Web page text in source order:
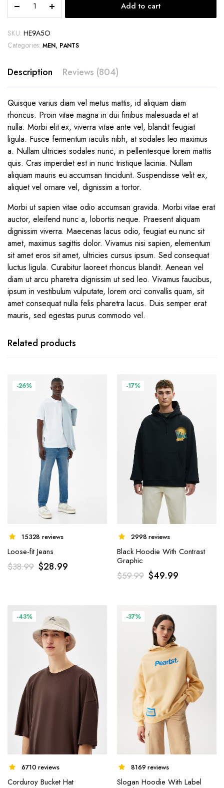
Slim
Fit
Chinos
Trousers
quantity
Add to cart
SKU: HE9A5O
Categories: MEN, PANTS
Description Reviews (804)
Quisque varius diam vel metus mattis, id aliquam diam
rhoncus. Proin vitae magna in dui finibus malesuada et at
nulla. Morbi elit ex, viverra vitae ante vel, blandit feugiat
ligula. Fusce fermentum iaculis nibh, at sodales leo maximus
a. Nullam ultricies sodales nunc, in pellentesque lorem mattis
quis. Cras imperdiet est in nunc tristique lacinia. Nullam
aliquam mauris eu accumsan tincidunt. Suspendisse velit ex,
aliquet vel ornare vel, dignissim a tortor.
Morbi ut sapien vitae odio accumsan gravida. Morbi vitae erat
auctor, eleifend nunc a, lobortis neque. Praesent aliquam
dignissim viverra. Maecenas lacus odio, feugiat eu nunc sit
amet, maximus sagittis dolor. Vivamus nisi sapien, elementum
sit amet eros sit amet, ultricies cursus ipsum. Sed consequat
luctus ligula. Curabitur laoreet rhoncus blandit. Aenean vel
diam ut arcu pharetra dignissim ut sed leo. Vivamus faucibus,
ipsum in vestibulum vulputate, lorem orci convallis quam, sit
amet consequat nulla felis pharetra lacus. Duis semper erat
mauris, sed egestas purus commodo vel.
Related products
-26%
15328 reviews
Loose-fit Jeans
$38.99 $28.99
-17%
2998 reviews
Black Hoodie With Contrast
Graphic
$59.99 $49.99
-43%
6710 reviews
Corduroy Bucket Hat
-37%
8169 reviews
Slogan Hoodie With Label